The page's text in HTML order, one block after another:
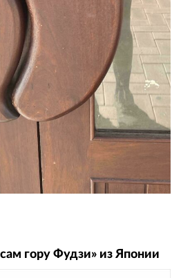
гору Фудзи» из Японии